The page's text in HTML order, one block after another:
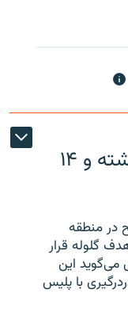
تیراندازی در تورنتو یک نفر کشته و ۱۴
در منطقه
شهر کانادا،۱۴ نفر هدف گلوله قرار
می‌گوید این
با پلیس